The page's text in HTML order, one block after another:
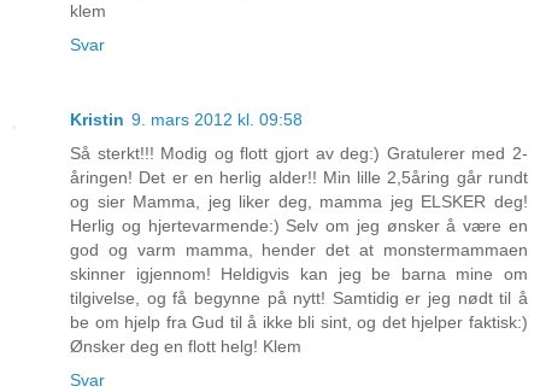
klem
Svar
Kristin 9. mars 2012 kl. 09:58
Så sterkt!!! Modig og flott gjort av deg:) Gratulerer med 2-
åringen! Det er en herlig alder!! Min lille 2,5åring går rundt
og sier Mamma, jeg liker deg, mamma jeg ELSKER deg!
Herlig og hjertevarmende:) Selv om jeg ønsker å være en
god og varm mamma, hender det at monstermammaen
skinner igjennom! Heldigvis kan jeg be barna mine om
tilgivelse, og få begynne på nytt! Samtidig er jeg nødt til å
be om hjelp fra Gud til å ikke bli sint, og det hjelper faktisk:)
Ønsker deg en flott helg! Klem
Svar